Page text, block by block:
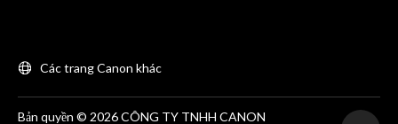
Các trang Canon khác
Bản quyền © 2026 CÔNG TY TNHH CANON